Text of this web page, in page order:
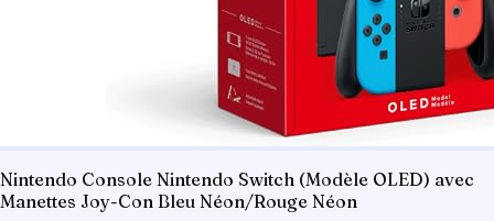
Nintendo Console Nintendo Switch (Modèle OLED) avec
Manettes Joy-Con Bleu Néon/Rouge Néon